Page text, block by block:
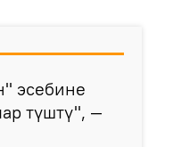
эсебине
түштү", —